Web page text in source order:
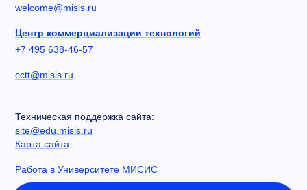
welcome@misis.ru
Центр коммерциализации технологий
+7 495 638-46-57
cctt@misis.ru
Техническая поддержка сайта:
site@edu.misis.ru
Карта сайта
Работа в Университете МИСИС